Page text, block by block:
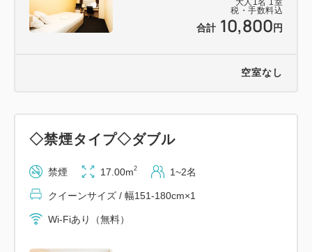
税・手数料込
合計 10,800 円
空室なし
◇禁煙タイプ◇ダブル
禁煙 17.00m2 1~2名
クイーンサイズ / 幅151-180cm×1
Wi-Fiあり（無料）